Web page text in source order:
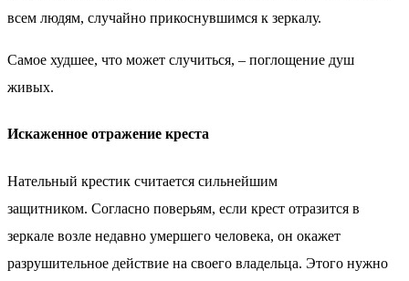
всем людям, случайно прикоснувшимся к зеркалу.
Самое худшее, что может случиться, – поглощение душ
живых.
Искаженное отражение креста
Нательный крестик считается сильнейшим
защитником. Согласно поверьям, если крест отразится в
зеркале возле недавно умершего человека, он окажет
разрушительное действие на своего владельца. Этого нужно